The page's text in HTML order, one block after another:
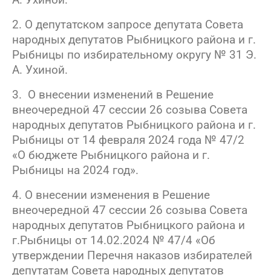
2. О депутатском запросе депутата Совета
народных депутатов Рыбницкого района и г.
Рыбницы по избирательному округу № 31 Э.
А. Ухиной.
3. О внесении изменений в Решение
внеочередной 47 сессии 26 созыва Совета
народных депутатов Рыбницкого района и г.
Рыбницы от 14 февраля 2024 года № 47/2
«О бюджете Рыбницкого района и г.
Рыбницы на 2024 год».
4. О внесении изменения в Решение
внеочередной 47 сессии 26 созыва Совета
народных депутатов Рыбницкого района и
г.Рыбницы от 14.02.2024 № 47/4 «Об
утверждении Перечня наказов избирателей
депутатам Совета народных депутатов